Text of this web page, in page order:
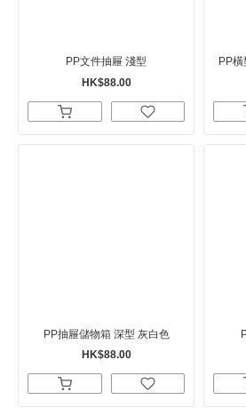
PP文件抽屜 淺型
HK$88.00
PP抽屜儲物箱 深型 灰白色
HK$88.00